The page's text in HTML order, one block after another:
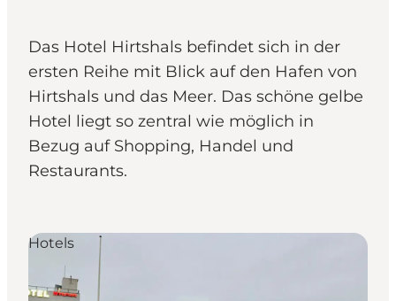
Erlebnisse
Unterkünfte
Reiseplanung
Das Hotel Hirtshals befindet sich in der
ersten Reihe mit Blick auf den Hafen von
Hirtshals und das Meer. Das schöne gelbe
Hotel liegt so zentral wie möglich in
Bezug auf Shopping, Handel und
Restaurants.
Hotels